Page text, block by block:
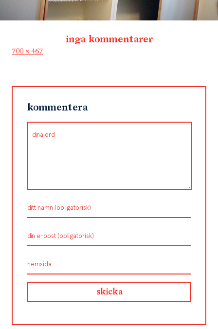
inga kommentarer
Full
700 × 467
kommentera